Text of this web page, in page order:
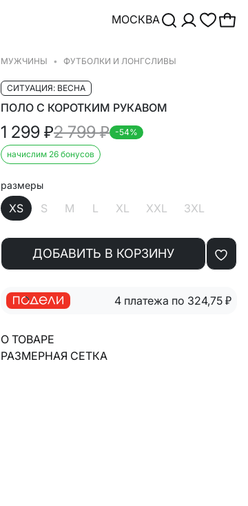
МОСКВА
МУЖЧИНЫ ФУТБОЛКИ И ЛОНГСЛИВЫ
СИТУАЦИЯ: ВЕСНА
ПОЛО С КОРОТКИМ РУКАВОМ
1 299 ₽2 799₽ -54%
начислим 26 бонусов
размеры
XS S M L XL XXL 3XL
ДОБАВИТЬ В КОРЗИНУ
4 платежа по 324,75 ₽
О ТОВАРЕ
РАЗМЕРНАЯ СЕТКА